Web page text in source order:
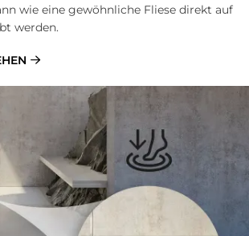
wie eine gewöhnliche Fliese direkt auf
werden.